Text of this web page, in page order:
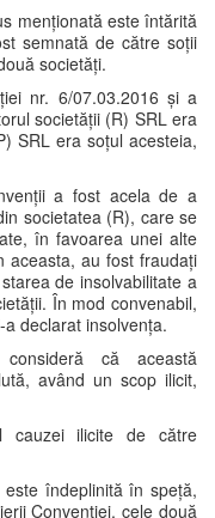
menționată este întărită
semnată de către soții
societăți.
nr. 6/07.03.2016 și a
societății (R) SRL era
SRL era soțul acesteia,
a fost acela de a
societatea (R), care se
în favoarea unei alte
aceasta, au fost fraudați
de insolvabilitate a
În mod convenabil,
declarat insolvența.
că această
având un scop ilicit,
cauzei ilicite de către
îndeplinită în speță,
Convenției, cele două